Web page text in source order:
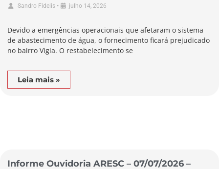
Município de Garopaba
Sandro Fidelis • julho 14, 2026
Devido a emergências operacionais que afetaram o sistema
de abastecimento de água, o fornecimento ficará prejudicado
no bairro Vigia. O restabelecimento se
Leia mais »
Informe Ouvidoria ARESC – 07/07/2026 –